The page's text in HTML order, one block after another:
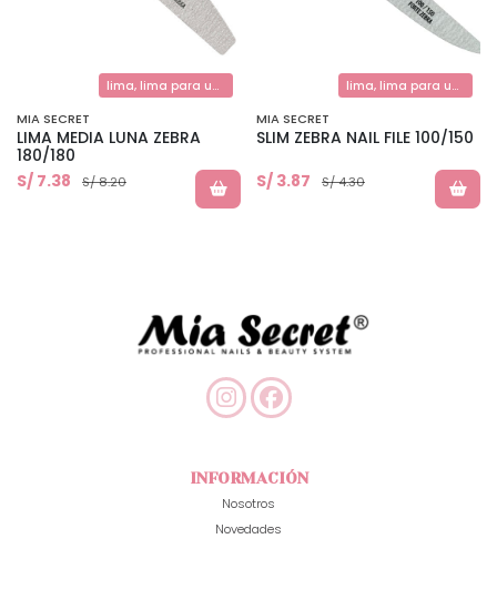
lima, lima para uñas, limas acrilicos
MIA SECRET
LIMA MEDIA LUNA ZEBRA
180/180
S/ 7.38
S/ 8.20
lima, lima para uñas, limas acrilicos
MIA SECRET
SLIM ZEBRA NAIL FILE 100/150
S/ 3.87
S/ 4.30
INFORMACIÓN
Nosotros
Novedades